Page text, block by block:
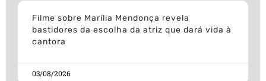
Filme sobre Marília Mendonça revela
bastidores da escolha da atriz que dará vida à
cantora
03/08/2026